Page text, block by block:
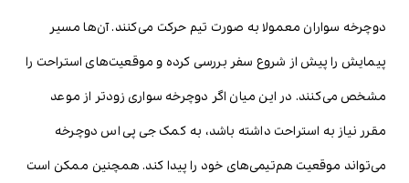
دوچرخه سواران معمولا به صورت تیم حرکت می‌کنند. آن‌ها مسیر
پیمایش را پیش از شروع سفر بررسی کرده و موقعیت‌های استراحت را
مشخص می‌کنند. در این میان اگر دوچرخه سواری زودتر از موعد
مقرر نیاز به استراحت داشته باشد، به کمک جی پی اس دوچرخه
می‌تواند موقعیت هم‌تیمی‌های خود را پیدا کند. همچنین ممکن است